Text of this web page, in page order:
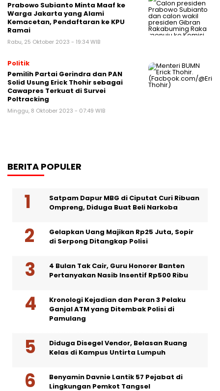
Prabowo Subianto Minta Maaf ke
Warga Jakarta yang Alami
Kemacetan, Pendaftaran ke KPU
Ramai
Rabu, 25 Oktober 2023 - 19:34 WIB
Politik
Pemilih Partai Gerindra dan PAN
Solid Usung Erick Thohir sebagai
Cawapres Terkuat di Survei
Poltracking
Minggu, 8 Oktober 2023 - 07:49 WIB
BERITA POPULER
Satpam Dapur MBG di Ciputat Curi Ribuan
Ompreng, Diduga Buat Beli Narkoba
Gelapkan Uang Majikan Rp25 Juta, Sopir
di Serpong Ditangkap Polisi
4 Bulan Tak Cair, Guru Honorer Banten
Pertanyakan Nasib Insentif Rp500 Ribu
Kronologi Kejadian dan Peran 3 Pelaku
Ganjal ATM yang Ditembak Polisi di
Pamulang
Diduga Disegel Vendor, Belasan Ruang
Kelas di Kampus Untirta Lumpuh
Benyamin Davnie Lantik 57 Pejabat di
Lingkungan Pemkot Tangsel